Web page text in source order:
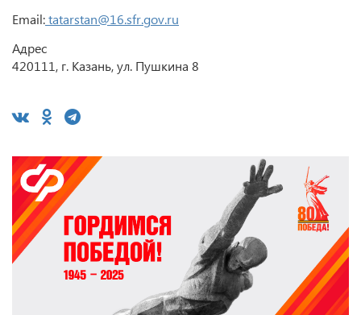
Email:tatarstan@16.sfr.gov.ru
Адрес
420111, г. Казань, ул. Пушкина 8